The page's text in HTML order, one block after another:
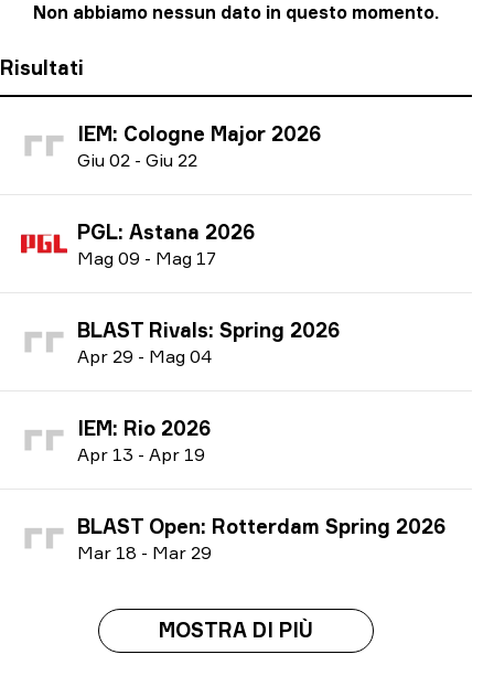
Non abbiamo nessun dato in questo momento.
Risultati
IEM: Cologne Major 2026
Giu 02 - Giu 22
PGL: Astana 2026
Mag 09 - Mag 17
BLAST Rivals: Spring 2026
Apr 29 - Mag 04
IEM: Rio 2026
Apr 13 - Apr 19
BLAST Open: Rotterdam Spring 2026
Mar 18 - Mar 29
MOSTRA DI PIÙ